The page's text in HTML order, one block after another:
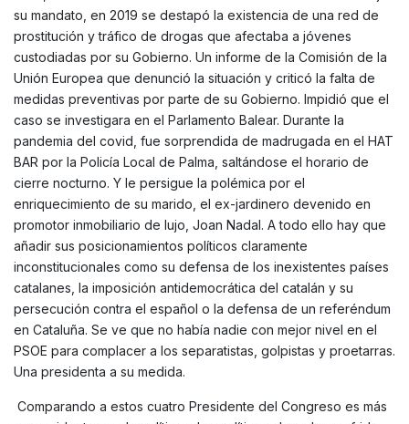
su mandato, en 2019 se destapó la existencia de una red de
prostitución y tráfico de drogas que afectaba a jóvenes
custodiadas por su Gobierno. Un informe de la Comisión de la
Unión Europea que denunció la situación y criticó la falta de
medidas preventivas por parte de su Gobierno. Impidió que el
caso se investigara en el Parlamento Balear. Durante la
pandemia del covid, fue sorprendida de madrugada en el HAT
BAR por la Policía Local de Palma, saltándose el horario de
cierre nocturno. Y le persigue la polémica por el
enriquecimiento de su marido, el ex-jardinero devenido en
promotor inmobiliario de lujo, Joan Nadal. A todo ello hay que
añadir sus posicionamientos políticos claramente
inconstitucionales como su defensa de los inexistentes países
catalanes, la imposición antidemocrática del catalán y su
persecución contra el español o la defensa de un referéndum
en Cataluña. Se ve que no había nadie con mejor nivel en el
PSOE para complacer a los separatistas, golpistas y proetarras.
Una presidenta a su medida.
Comparando a estos cuatro Presidente del Congreso es más